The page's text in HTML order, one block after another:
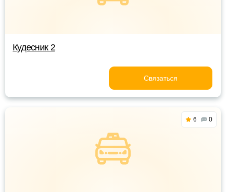
Кудесник 2
Связаться
6 0